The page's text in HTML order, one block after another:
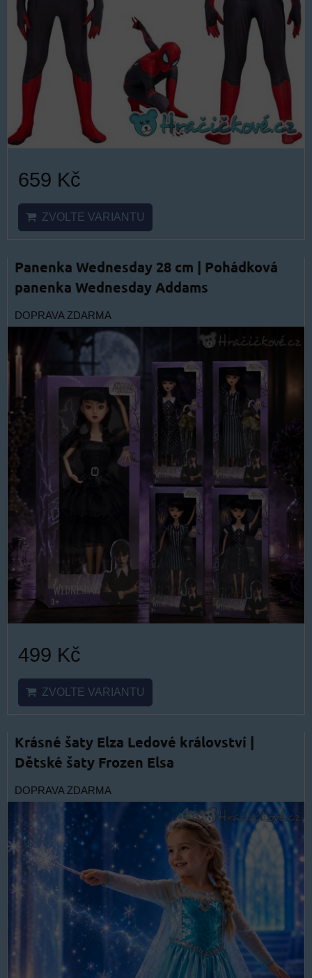
659 Kč
ZVOLTE VARIANTU
Panenka Wednesday 28 cm | Pohádková
panenka Wednesday Addams
DOPRAVA ZDARMA
499 Kč
ZVOLTE VARIANTU
Krásné šaty Elza Ledové království |
Dětské šaty Frozen Elsa
DOPRAVA ZDARMA